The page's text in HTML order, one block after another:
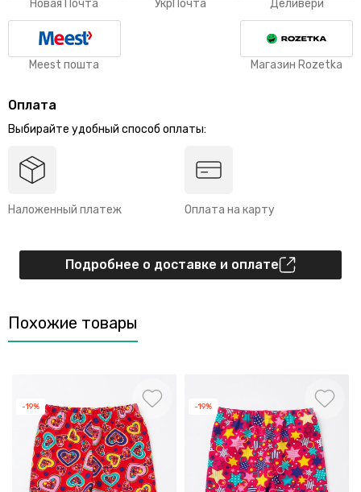
Новая Почта УкрПочта Деливери
Meest пошта Магазин Rozetka
Оплата
Выбирайте удобный способ оплаты:
Наложенный платеж Оплата на карту
Подробнее о доставке и оплате
Похожие товары
-19% -19%